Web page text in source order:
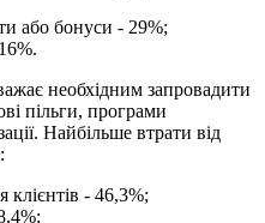
або бонуси - 29%;
необхідним запровадити
пільги, програми
Найбільше втрати від
клієнтів - 46,3%;